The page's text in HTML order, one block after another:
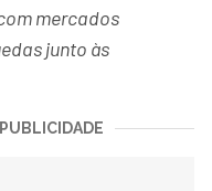
mercados
junto às